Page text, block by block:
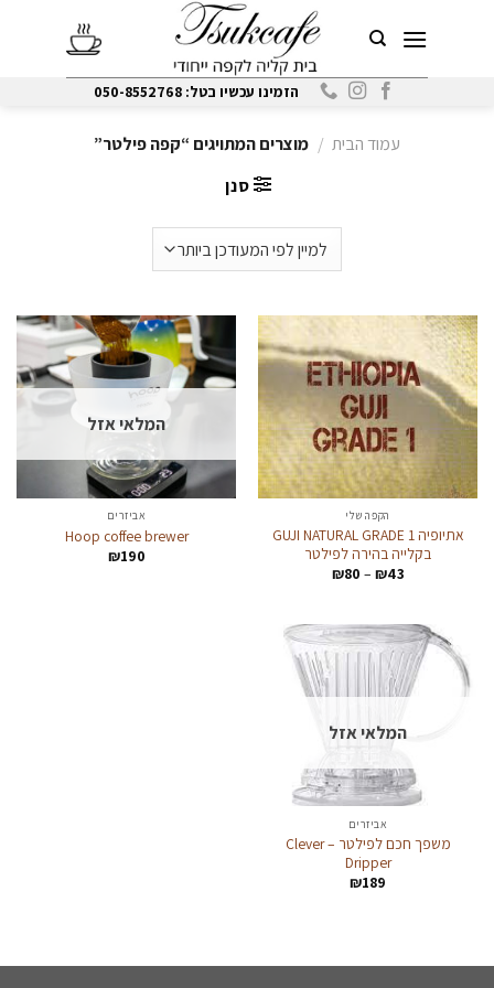
הזמינו עכשיו בטל: 050-8552768
עמוד הבית / מוצרים המתויגים “קפה פילטר”
סנן
הקפה שלי
אתיופיה GUJI NATURAL GRADE 1
בקלייה בהירה לפילטר
₪43
–
₪80 טווח
⁦₪80⁩
המלאי אזל
אביזרים
Hoop coffee brewer
₪190
המלאי אזל
אביזרים
משפך חכם לפילטר – Clever
Dripper
₪189